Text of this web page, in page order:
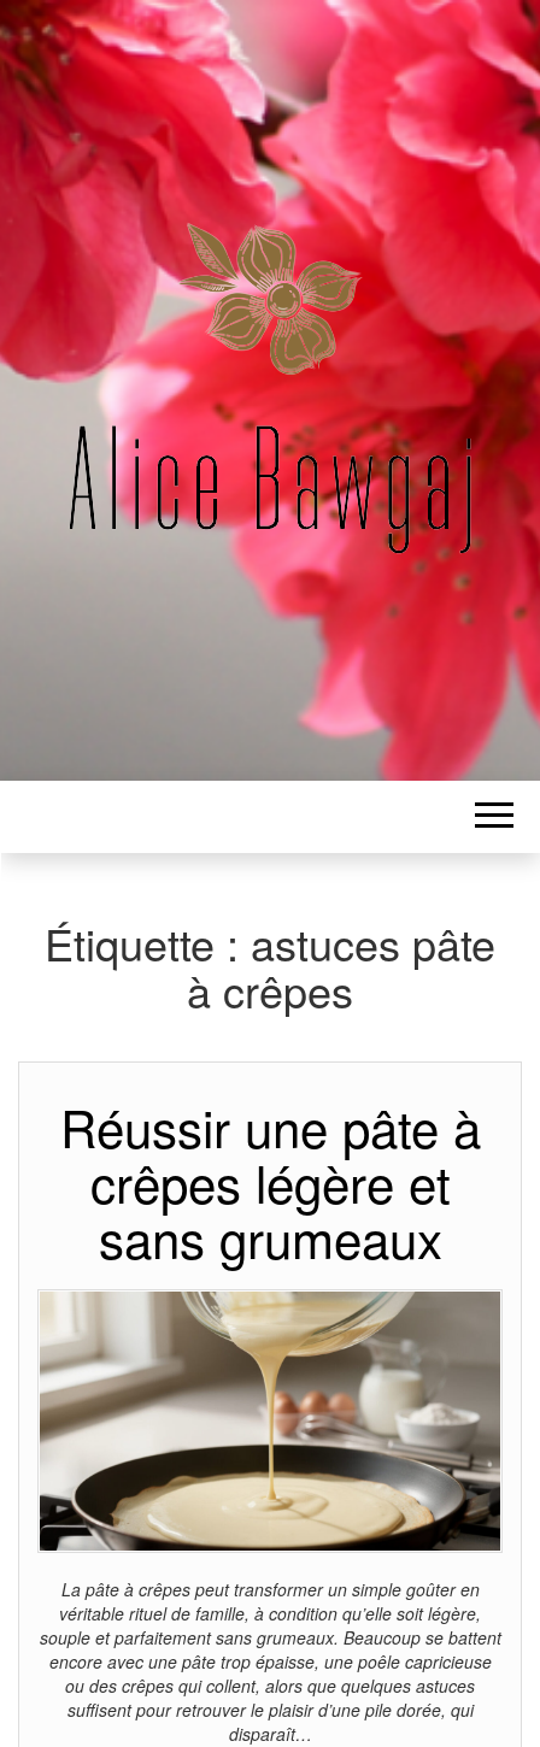
ALICE
BAWGAJ
Les petits mots d'Alice
Étiquette : astuces pâte
à crêpes
Réussir une pâte à
crêpes légère et
sans grumeaux
La pâte à crêpes peut transformer un simple goûter en
véritable rituel de famille, à condition qu’elle soit légère,
souple et parfaitement sans grumeaux. Beaucoup se battent
encore avec une pâte trop épaisse, une poêle capricieuse
ou des crêpes qui collent, alors que quelques astuces
suffisent pour retrouver le plaisir d’une pile dorée, qui
disparaît…